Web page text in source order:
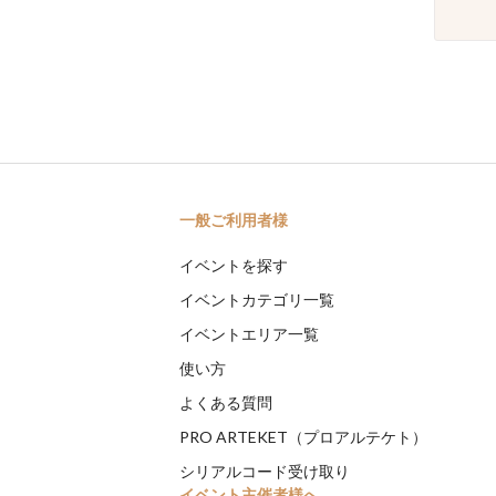
一般ご利用者様
イベントを探す
イベントカテゴリ一覧
イベントエリア一覧
使い方
よくある質問
PRO ARTEKET（プロアルテケト）
シリアルコード受け取り